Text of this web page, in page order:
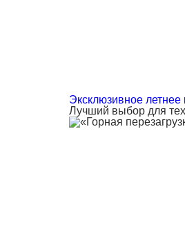
Эксклюзивное
Лучший выбор для